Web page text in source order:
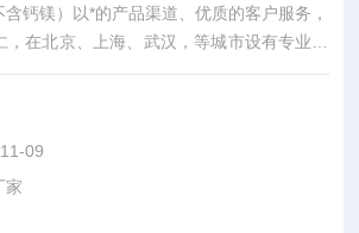
钙镁）以*的产品渠道、优质的客户服务，
在北京、上海、武汉，等城市设有专业实
科研工作者。
09
家